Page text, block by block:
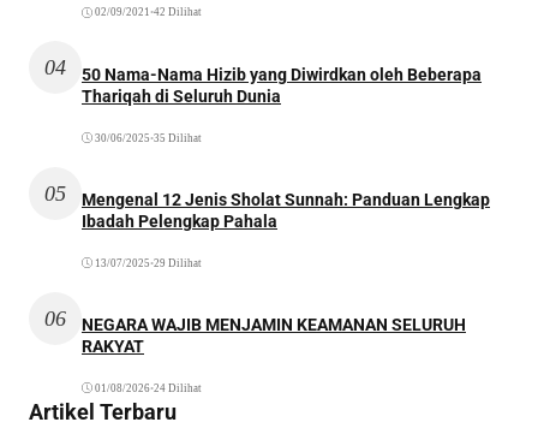
02/09/2021 •42 Dilihat
04
50 Nama-Nama Hizib yang Diwirdkan oleh Beberapa
Thariqah di Seluruh Dunia
30/06/2025 •35 Dilihat
05
Mengenal 12 Jenis Sholat Sunnah: Panduan Lengkap
Ibadah Pelengkap Pahala
13/07/2025 •29 Dilihat
06
NEGARA WAJIB MENJAMIN KEAMANAN SELURUH
RAKYAT
01/08/2026•24 Dilihat
Artikel Terbaru